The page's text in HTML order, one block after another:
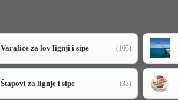
Varalice za lov lignji i sipe (103)
Štapovi za lignje i sipe (33)